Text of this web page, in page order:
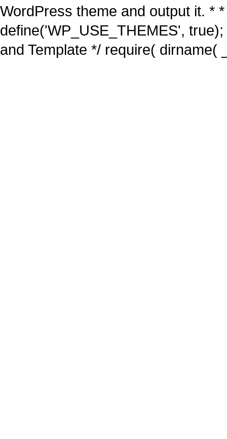
WordPress theme and output it. *
define('WP_USE_THEMES',
and Template */ require( dirname(